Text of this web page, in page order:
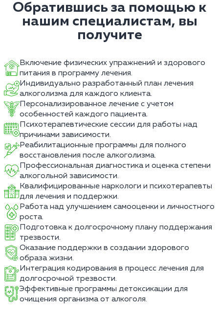
Обратившись за помощью к
нашим специалистам, вы
получите
Включение физических упражнений и здорового
питания в программу лечения.
Индивидуально разработанный план лечения
алкоголизма для каждого клиента.
Персонализированное лечение с учетом
особенностей каждого пациента.
Психотерапевтические сессии для работы над
причинами зависимости.
Реабилитационные программы для полного
восстановления после алкоголизма.
Профессиональная диагностика и оценка степени
алкогольной зависимости.
Квалифицированные наркологи и психотерапевты
для лечения и поддержки.
Работа над улучшением самооценки и личностного
роста.
Подготовка к долгосрочному плану поддержания
трезвости.
Оказание поддержки в создании здорового
образа жизни.
Интеграция кодирования в процесс лечения для
долгосрочной трезвости.
Эффективные программы детоксикации для
очищения организма от алкоголя.